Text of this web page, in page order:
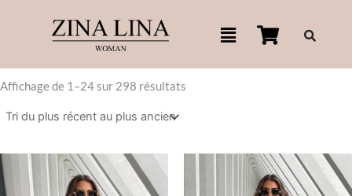
Menu
Affichage de 1–24 sur 298 résultats